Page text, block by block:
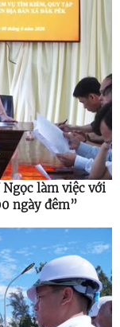
làm việc với
ngày đêm”